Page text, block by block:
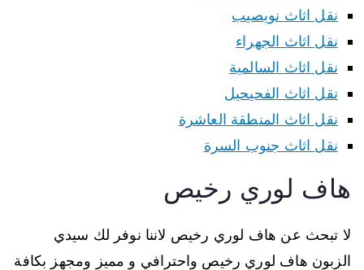
نقل اثاث نويصيب
نقل اثاث الجهراء
نقل اثاث السالمية
نقل اثاث الفحيحيل
نقل اثاث المنطقة العاشرة
نقل اثاث جنوب السرة
هاف لوري رخيص
لا تبحث عن هاف لوري رخيص لاننا نوفر لك سيدي
الزبون هاف لوري رخيص واحترافي و مميز ومجهز بكافة